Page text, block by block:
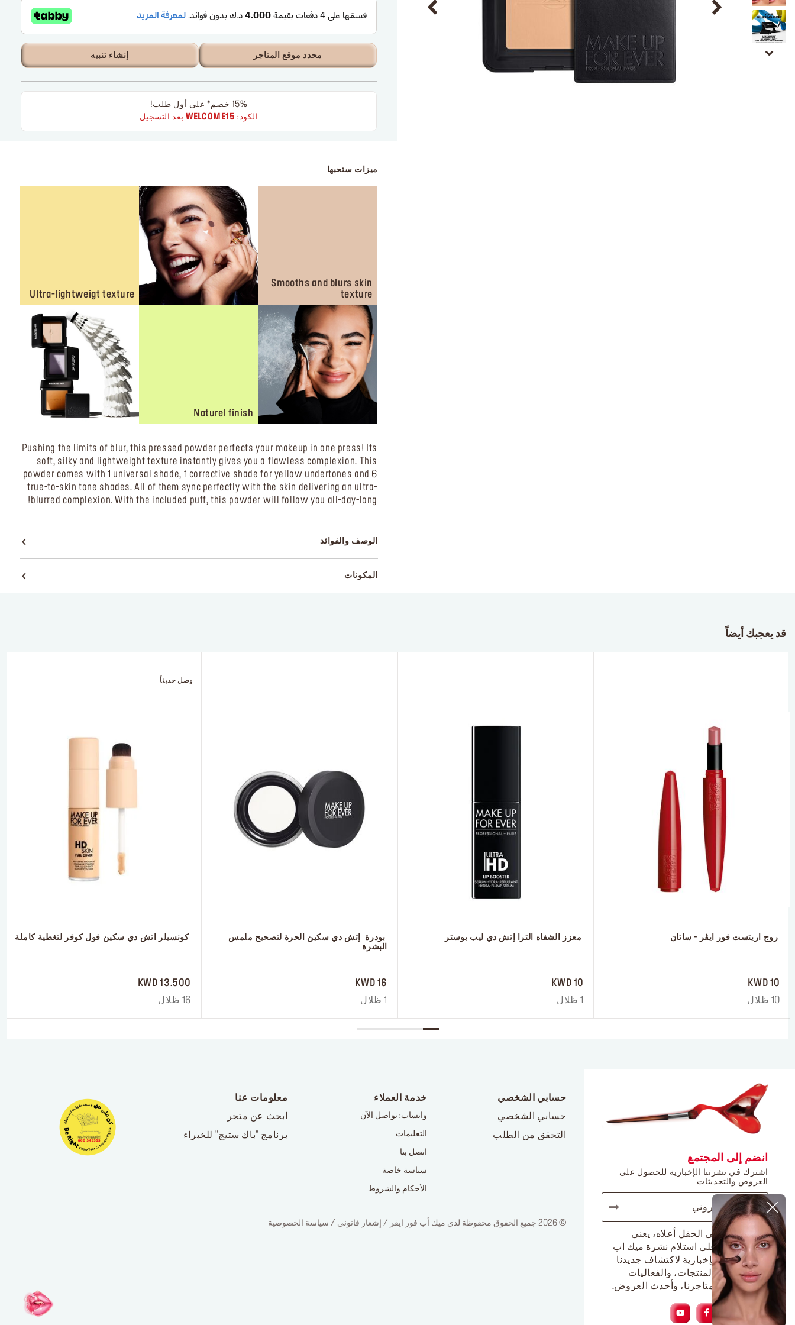
محدد موقع المتاجر إنشاء تنبيه
15% خصم* على أول طلب!
الكود: WELCOME15بعد التسجيل
ميزات ستحبها
Smooths and blurs skin
texture
Ultra-lightweigt texture
Naturel finish
Pushing the limits of blur, this pressed powder perfects your makeup in one press! Its
soft, silky and lightweight texture instantly gives you a flawless complexion. This
powder comes with 1 universal shade, 1 corrective shade for yellow undertones and 6
true-to-skin tone shades. All of them sync perfectly with the skin delivering an ultra-
blurred complexion. With the included puff, this powder will follow you all-day-long!
الوصف والفوائد
المكونات
قد يعجبك أيضاً
وصل حديثاً
كونسيلر اتش دي سكين فول كوفر لتغطية كاملة
13.500 KWD
16 ظلال
البشرة
16 KWD
1 ظلال
معزز الشفاه ألترا إتش دي ليب بوستر
10 KWD
1 ظلال
روج آريتست فور ايڤر - ساتان
10 KWD
10 ظلال
انضم إلى المجتمع
اشترك في نشرتنا الإخبارية للحصول على
العروض والتحديثات
الضغط على الحقل أعلاه، يعني
موافقتك على استلام نشرة ميك اب
فور ايفر الإخبارية لاكتشاف جديدنا
من أجمل المنتجات، والفعاليات
الحصرية بمتاجرنا، وأحدث العروض.
حسابي الشخصي
حسابي الشخصي
التحقق من الطلب
خدمة العملاء
واتساب: تواصل الآن
التعليمات
اتصل بنا
سياسة خاصة
الأحكام والشروط
معلومات عنا
ابحث عن متجر
برنامج "باك ستيج" للخبراء
© 2026 جميع الحقوق محفوظة لدى ميك أب فور ايفر / إشعار قانوني / سياسة الخصوصية